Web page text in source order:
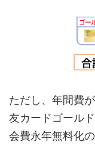
ただし、年間費
友カードゴール
会費永年無料化